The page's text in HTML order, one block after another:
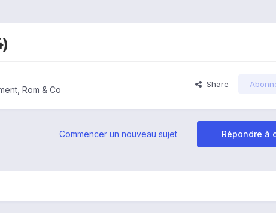
Rom & Co
Share
Répondre à
Commencer un nouveau sujet